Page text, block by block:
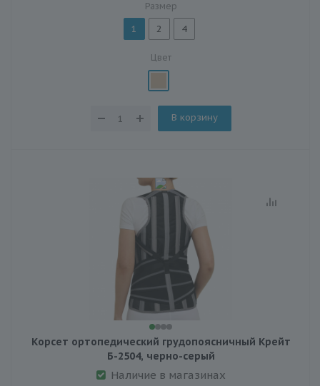
Размер
1 2 4
Цвет
В корзину
Корсет ортопедический грудопоясничный Крейт
Б-2504, черно-серый
Наличие в магазинах